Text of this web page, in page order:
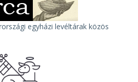
egyházi levéltárak közös